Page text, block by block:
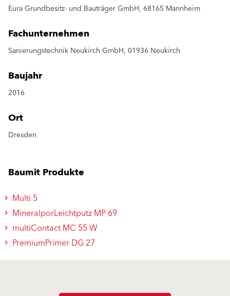
Eura Grundbesitz- und Bauträger GmbH, 68165 Mannheim
Fachunternehmen
Sanierungstechnik Neukirch GmbH, 01936 Neukirch
Baujahr
2016
Ort
Dresden
Baumit Produkte
Multi 5
MineralporLeichtputz MP 69
multiContact MC 55 W
PremiumPrimer DG 27